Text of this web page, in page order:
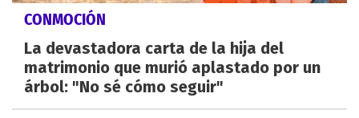
CONMOCIÓN
La devastadora carta de la hija del
matrimonio que murió aplastado por un
árbol: "No sé cómo seguir"